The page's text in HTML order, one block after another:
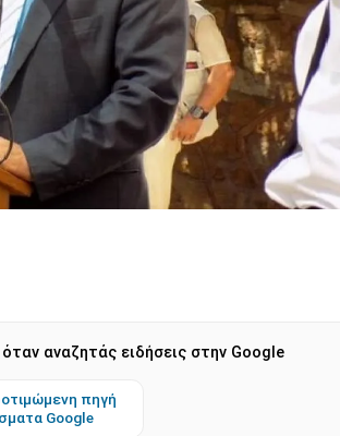
αναζητάς ειδήσεις στην Google
πηγή
Google